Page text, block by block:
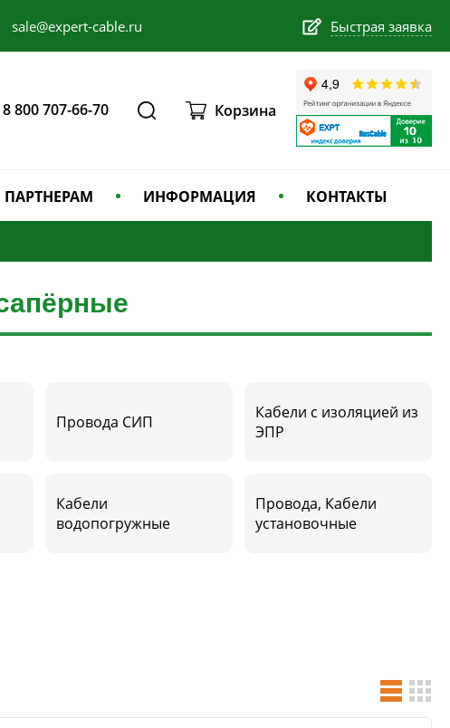
sale@expert-cable.ru Быстрая заявка
8 800 707-66-70 Корзина
ПАРТНЕРАМ ИНФОРМАЦИЯ КОНТАКТЫ
Провода СИП
Кабели с изоляцией из
ЭПР
Кабели
водопогружные
Провода, Кабели
установочные